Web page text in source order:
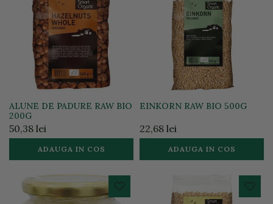
ALUNE DE PADURE RAW BIO
200G
50,38 lei
ADAUGA IN COS
EINKORN RAW BIO 500G
22,68 lei
ADAUGA IN COS